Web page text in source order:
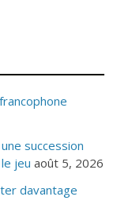
succession
jeu août 5, 2026
davantage